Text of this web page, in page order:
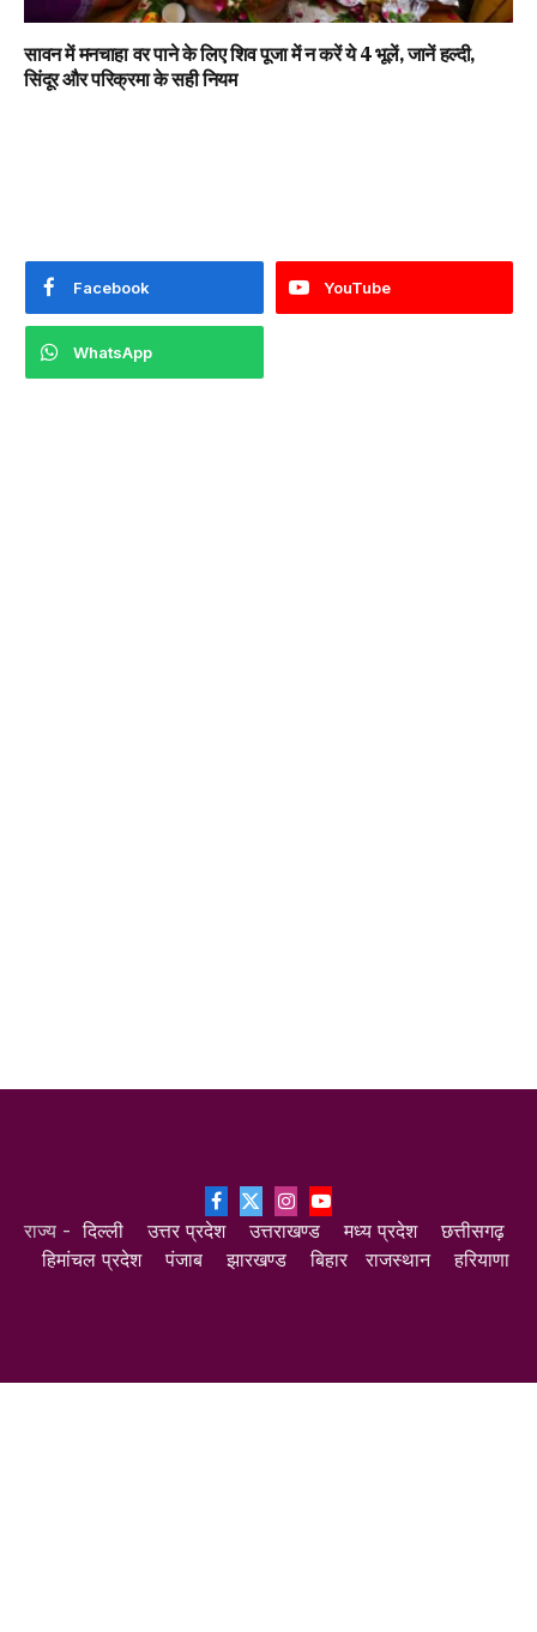
सावन में मनचाहा वर पाने के लिए शिव पूजा में न करें ये 4 भूलें, जानें हल्दी,
सिंदूर और परिक्रमा के सही नियम
Facebook YouTube
WhatsApp
Facebook
X
(Twitter)
InstagramYouTube
राज्य -दिल्ली उत्तर प्रदेश उत्तराखण्ड मध्य प्रदेश
छत्तीसगढ़
हिमांचल प्रदेश
पंजाब झारखण्ड बिहार राजस्थान हरियाणा